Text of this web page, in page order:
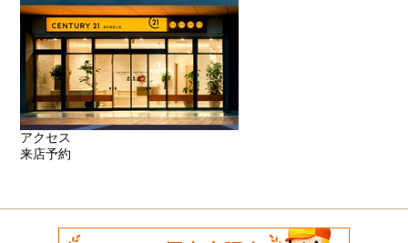
アクセス
来店予約